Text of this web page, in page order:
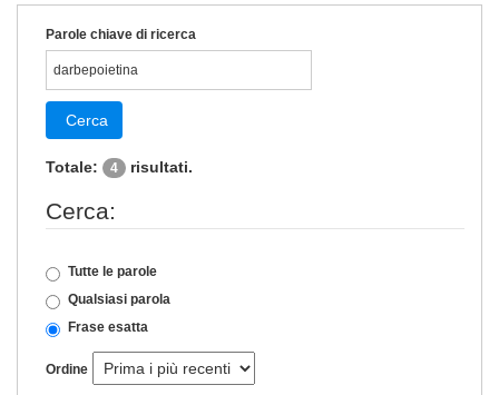
Parole chiave di ricerca
Cerca
Totale: 4 risultati.
Cerca:
Tutte le parole
Qualsiasi parola
Frase esatta
Ordine